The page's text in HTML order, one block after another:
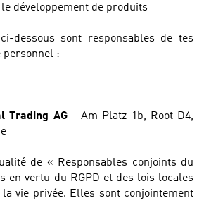
développement de produits
dessous sont responsables de tes
personnel :
Trading AG- Am Platz 1b, Root D4,
de « Responsables conjoints du
en vertu du RGPD et des lois locales
vie privée. Elles sont conjointement